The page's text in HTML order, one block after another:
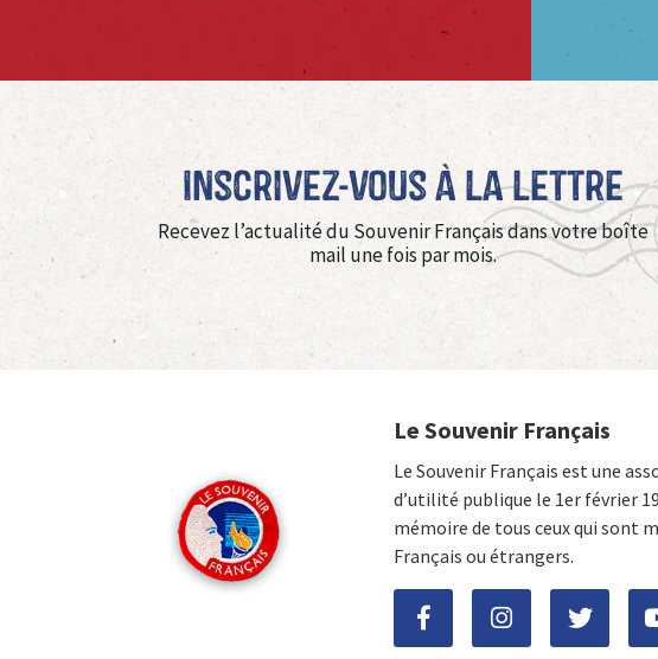
Inscrivez-vous à La Lettre
Recevez l’actualité du Souvenir Français dans votre boîte
mail une fois par mois.
Le Souvenir Français
Le Souvenir Français est une
d’utilité publique le 1er février
mémoire de tous ceux qui sont
Français ou étrangers.